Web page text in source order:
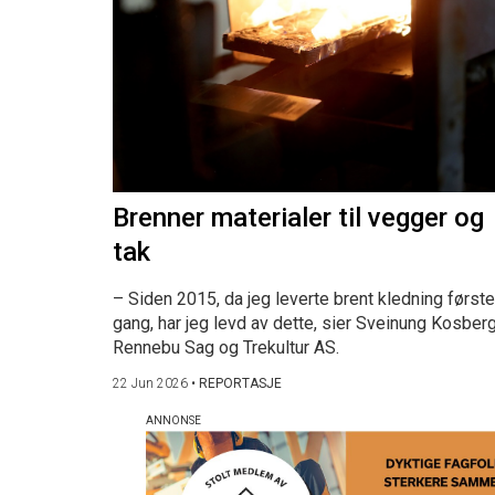
Brenner materialer til vegger og
tak
– Siden 2015, da jeg leverte brent kledning første
gang, har jeg levd av dette, sier Sveinung
Rennebu Sag og Trekultur AS.
22 Jun 2026 • REPORTASJE